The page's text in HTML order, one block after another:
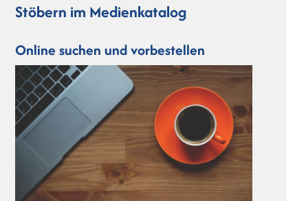
Stöbern im Medienkatalog
Online suchen und vorbestellen